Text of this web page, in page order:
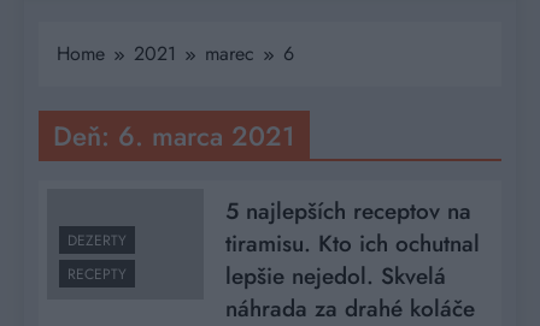
Home 2021 marec 6
Deň: 6. marca 2021
DEZERTY
RECEPTY
5 najlepších receptov na
tiramisu. Kto ich ochutnal
lepšie nejedol. Skvelá
náhrada za drahé koláče